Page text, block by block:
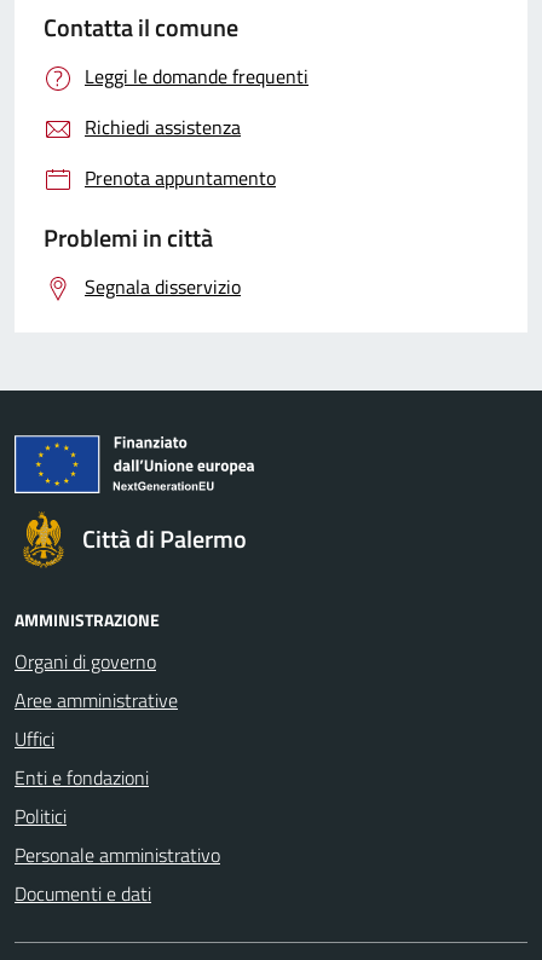
Contatta il comune
Leggi le domande frequenti
Richiedi assistenza
Prenota appuntamento
Problemi in città
Segnala disservizio
Città di Palermo
AMMINISTRAZIONE
Organi di governo
Aree amministrative
Uffici
Enti e fondazioni
Politici
Personale amministrativo
Documenti e dati